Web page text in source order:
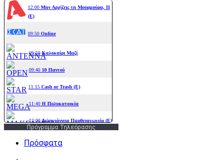
Πρόγραμμα Τηλεόρασης
Πρόσφατα